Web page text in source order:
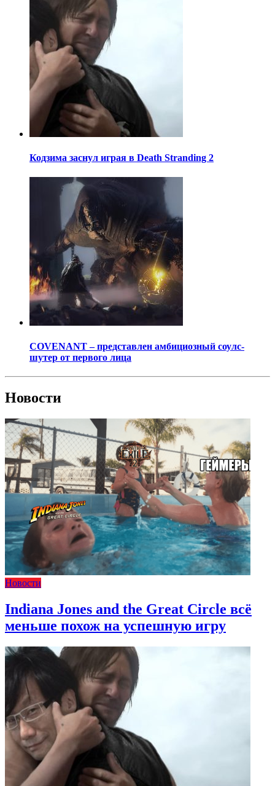
Кодзима заснул играя в Death Stranding 2
COVENANT – представлен амбициозный соулс-
шутер от первого лица
Новости
Новости
Indiana Jones and the Great Circle всё
меньше похож на успешную игру